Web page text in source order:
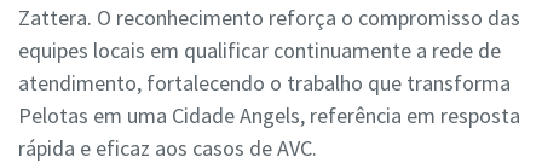
Zattera. O reconhecimento reforça o compromisso das
equipes locais em qualificar continuamente a rede de
atendimento, fortalecendo o trabalho que transforma
Pelotas em uma Cidade Angels, referência em resposta
rápida e eficaz aos casos de AVC.